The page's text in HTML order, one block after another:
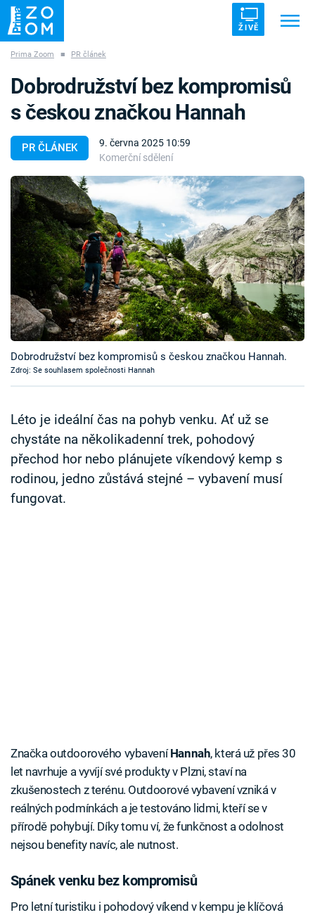
ŽIVĚ
ZÁHADY VETŘELCI DÁVNOVĚKU
Témata
Témata
Pořady
TV Program
Časopis
Sledujte prima+
Sledujte nás
Prima Zoom ■ PR článek
PR ČLÁNEK
9. června 2025 10:59
Komerční sdělení
Dobrodružství bez kompromisů
s českou značkou Hannah
Dobrodružství bez kompromisů s českou značkou Hannah.
Zdroj: Se souhlasem společnosti Hannah
Léto je ideální čas na pohyb venku. Ať už se
chystáte na několikadenní trek, pohodový
přechod hor nebo plánujete víkendový kemp s
rodinou, jedno zůstává stejné – vybavení musí
fungovat.
Značka outdoorového vybaveníHannah, která už přes 30
let navrhuje a vyvíjí své produkty v Plzni, staví na
zkušenostech z terénu. Outdoorové vybavení vzniká v
reálných podmínkách a je testováno lidmi, kteří se v
přírodě pohybují. Díky tomu ví, že funkčnost a odolnost
nejsou benefity navíc, ale nutnost.
Spánek venku bez kompromisů
Pro letní turistiku i pohodový víkend v kempu je klíčová